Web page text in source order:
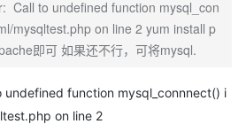
Call to undefined function mysql_con
mysqltest.php on line 2 yum install p
即可 如果还不行，可将mysql.
undefined function mysql_connnect() i
on line 2